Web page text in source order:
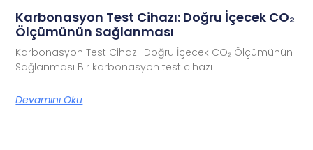
Karbonasyon Test Cihazı: Doğru İçecek CO₂
Ölçümünün Sağlanması
Karbonasyon Test Cihazı: Doğru İçecek CO₂ Ölçümünün
Sağlanması Bir karbonasyon test cihazı
Devamını Oku